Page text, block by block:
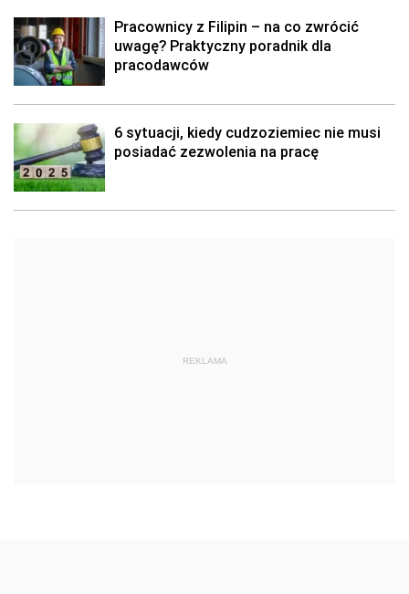
Pracownicy z Filipin – na co zwrócić
uwagę? Praktyczny poradnik dla
pracodawców
6 sytuacji, kiedy cudzoziemiec nie musi
posiadać zezwolenia na pracę
REKLAMA